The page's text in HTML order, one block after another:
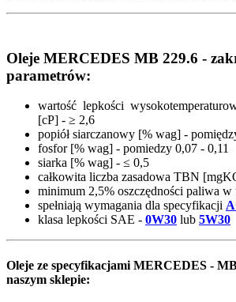
Oleje MERCEDES MB 229.6 -
parametrów:
wartość lepkości
[cP] - ≥ 2,6
popiół siarczanowy [% wag] -
fosfor [% wag] - pomiedzy 0,07 - 0,11
siarka [% wag] - ≤ 0,5
całkowita liczba zasadowa TBN
minimum 2,5% oszczędności paliwa w
spełniają wymagania dla specyfikacji
klasa lepkości SAE - 0W30 lub 5W30
Oleje ze specyfikacjami MERCEDES -
naszym sklepie: